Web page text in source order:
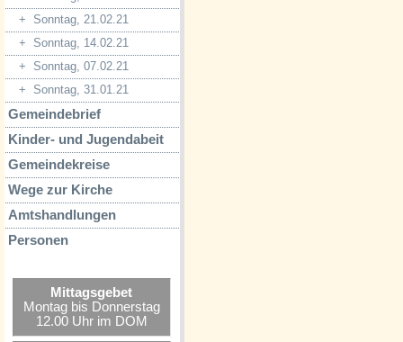
+ Sonntag, 21.02.21
+ Sonntag, 14.02.21
+ Sonntag, 07.02.21
+ Sonntag, 31.01.21
Gemeindebrief
Kinder- und Jugendabeit
Gemeindekreise
Wege zur Kirche
Amtshandlungen
Personen
Mittagsgebet
Montag bis Donnerstag
12.00 Uhr im DOM